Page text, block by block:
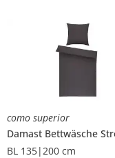
como superior
Damast Bettwäsche
BL 135|200 cm